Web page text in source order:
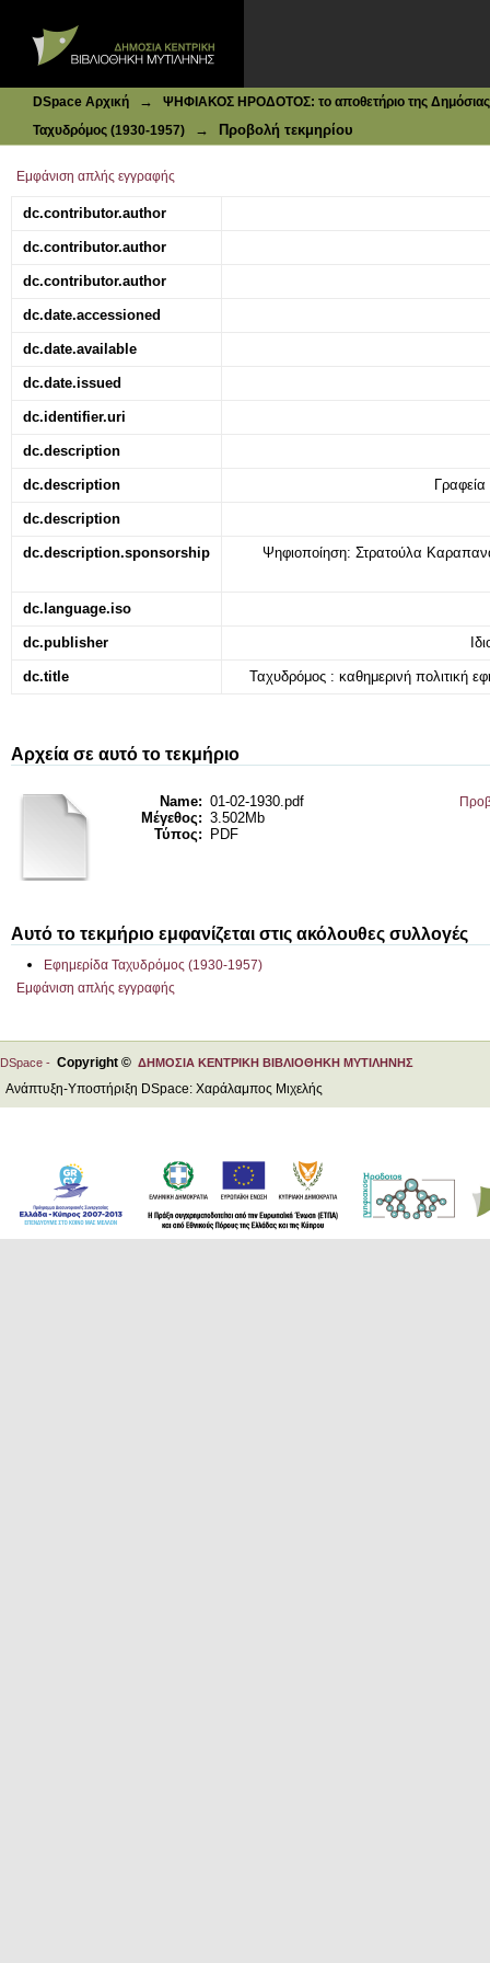
DSpace Αρχική →
ΨΗΦΙΑΚΟΣ ΗΡΟΔΟΤΟΣ: το αποθετήριο της Δημόσιας
Ταχυδρόμος (1930-1957)
→ Προβολή τεκμηρίου
Εμφάνιση απλής εγγραφής
dc.contributor.author
dc.contributor.author
dc.contributor.author
dc.date.accessioned
dc.date.available
dc.date.issued
dc.identifier.uri
dc.description
dc.description
dc.description
dc.description.sponsorship Ψηφιοποίηση: Στρατούλα
dc.language.iso
dc.publisher
dc.title Ταχυδρόμος : καθημερινή πολιτική
Αρχεία σε αυτό το τεκμήριο
Name: 01-02-1930.pdf
Μέγεθος: 3.502Mb
Τύπος:
PDF
Αυτό το τεκμήριο εμφανίζεται στις ακόλουθες συλλογές
Εφημερίδα Ταχυδρόμος (1930-1957)
Εμφάνιση απλής εγγραφής
DSpace - Copyright © ΔΗΜΟΣΙΑ ΚΕΝΤΡΙΚΗ ΒΙΒΛΙΟΘΗΚΗ ΜΥΤΙΛΗΝΗΣ
Ανάπτυξη-Υποστήριξη DSpace: Χαράλαμπος Μιχελής